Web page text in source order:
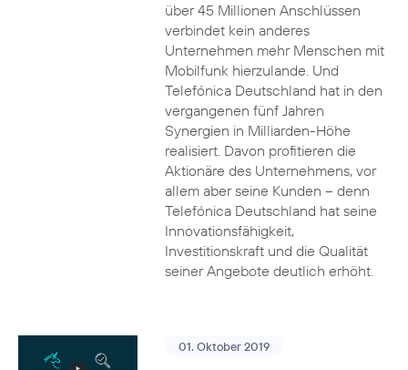
über 45 Millionen Anschlüssen
verbindet kein anderes
Unternehmen mehr Menschen mit
Mobilfunk hierzulande. Und
Telefónica Deutschland hat in den
vergangenen fünf Jahren
Synergien in Milliarden-Höhe
realisiert. Davon profitieren die
Aktionäre des Unternehmens, vor
allem aber seine Kunden – denn
Telefónica Deutschland hat seine
Innovationsfähigkeit,
Investitionskraft und die Qualität
seiner Angebote deutlich erhöht.
01. Oktober 2019